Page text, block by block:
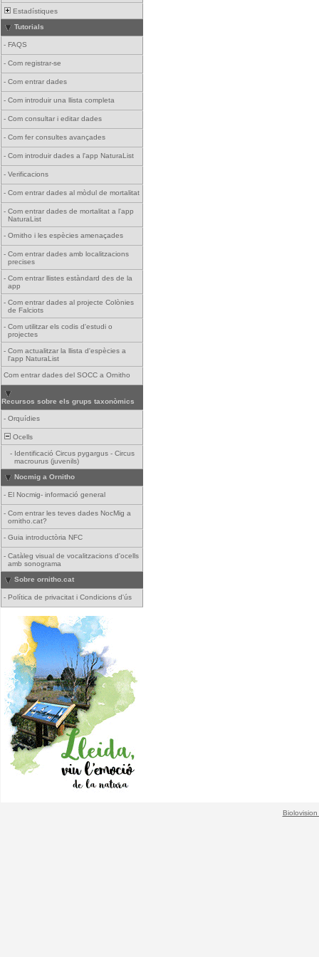
Estadístiques
Tutorials
- FAQS
- Com registrar-se
- Com entrar dades
- Com introduir una llista completa
- Com consultar i editar dades
- Com fer consultes avançades
- Com introduir dades a l'app NaturaList
- Verificacions
- Com entrar dades al mòdul de mortalitat
- Com entrar dades de mortalitat a l'app
NaturaList
- Ornitho i les espècies amenaçades
- Com entrar dades amb localitzacions
precises
- Com entrar llistes estàndard des de la
app
- Com entrar dades al projecte Colònies
de Falciots
- Com utilitzar els codis d'estudi o
projectes
- Com actualitzar la llista d'espècies a
l'app NaturaList
Com entrar dades del SOCC a Ornitho
Recursos sobre els grups taxonòmics
- Orquídies
Ocells
- Identificació Circus pygargus - Circus
macrourus (juvenils)
Nocmig a Ornitho
- El Nocmig- informació general
- Com entrar les teves dades NocMig a
ornitho.cat?
- Guia introductòria NFC
- Catàleg visual de vocalitzacions d'ocells
amb sonograma
Sobre ornitho.cat
- Política de privacitat i Condicions d'ús
Biolovision